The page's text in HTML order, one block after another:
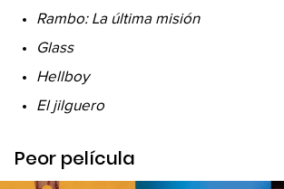
Rambo: La última misión
Glass
Hellboy
El jilguero
Peor película